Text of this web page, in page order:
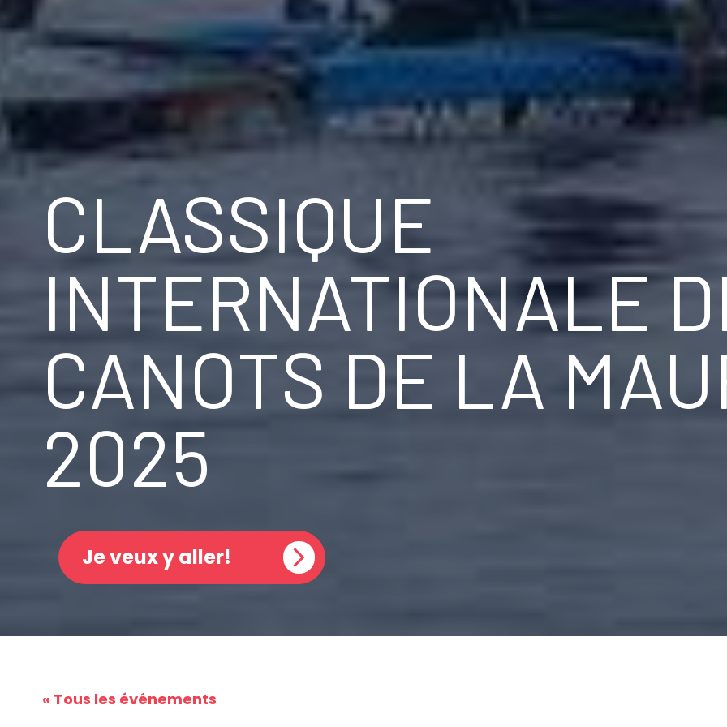
CLASSIQUE
INTERNATIONALE
CANOTS DE LA
2025
Je veux y aller!
« Tous les événements